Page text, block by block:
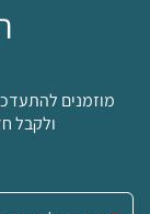
מוזמנים
ולקבל
אימייל: